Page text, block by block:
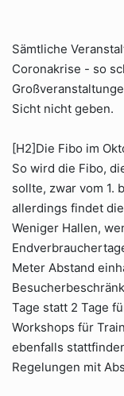
Sämtliche
Coronakrise - so
Sicht nicht geben.
[H2]Die Fibo im
So wird die Fibo,
sollte, zwar vom 1.
allerdings findet
Weniger Hallen,
Meter Abstand
Tage statt 2 Tage
Workshops für
ebenfalls
Regelungen mit